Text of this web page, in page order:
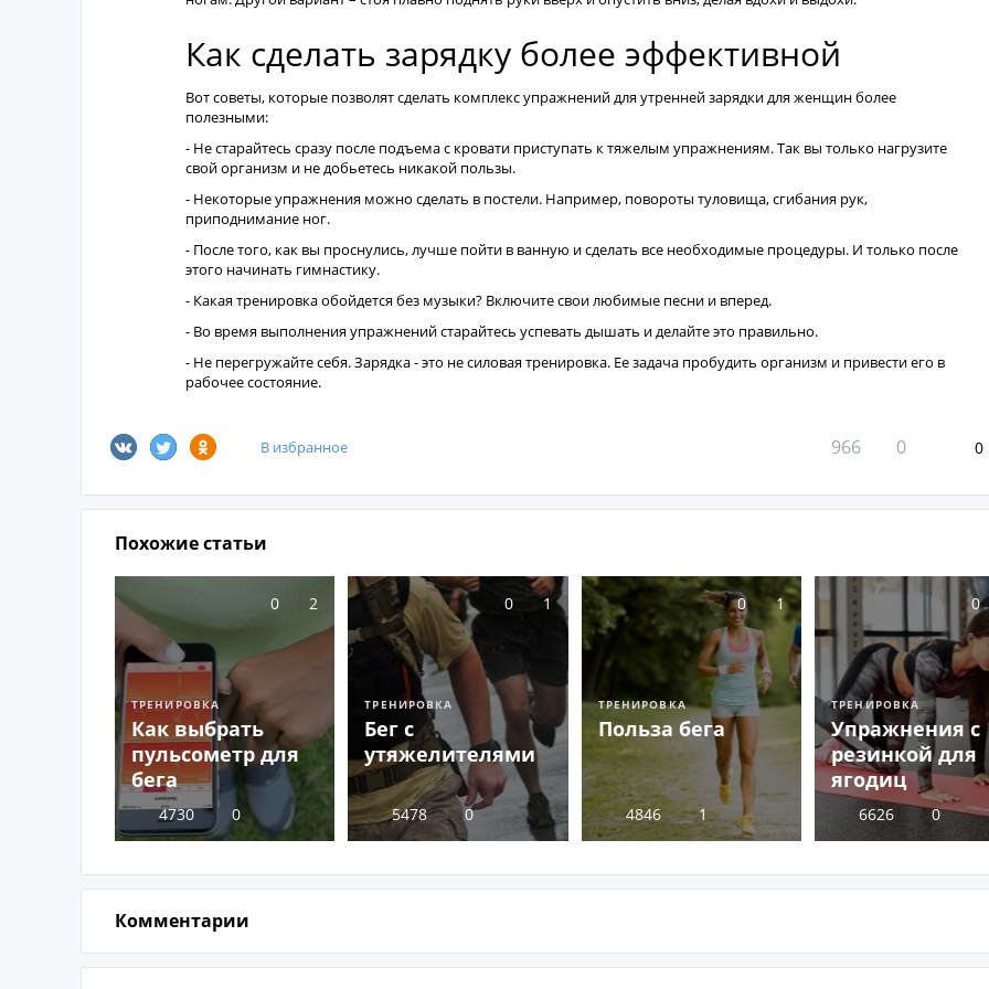
Как сделать зарядку более эффективной
Вот советы, которые позволят сделать комплекс упражнений для утренней зарядки для женщин более
полезными:
- Не старайтесь сразу после подъема с кровати приступать к тяжелым упражнениям. Так вы только нагрузите
свой организм и не добьетесь никакой пользы.
- Некоторые упражнения можно сделать в постели. Например, повороты туловища, сгибания рук,
приподнимание ног.
- После того, как вы проснулись, лучше пойти в ванную и сделать все необходимые процедуры. И только после
этого начинать гимнастику.
- Какая тренировка обойдется без музыки? Включите свои любимые песни и вперед.
- Во время выполнения упражнений старайтесь успевать дышать и делайте это правильно.
- Не перегружайте себя. Зарядка - это не силовая тренировка. Ее задача пробудить организм и привести его в
рабочее состояние.
В избранное 966 0 0
Похожие статьи
0 2
ТРЕНИРОВКА
Как выбрать
пульсометр для
бега
4730 0
0 1
ТРЕНИРОВКА
Бег с
утяжелителями
5478 0
0 1
ТРЕНИРОВКА
Польза бега
4846 1
0
ТРЕНИРОВКА
Упражнения с
резинкой для
ягодиц
6626 0
Комментарии